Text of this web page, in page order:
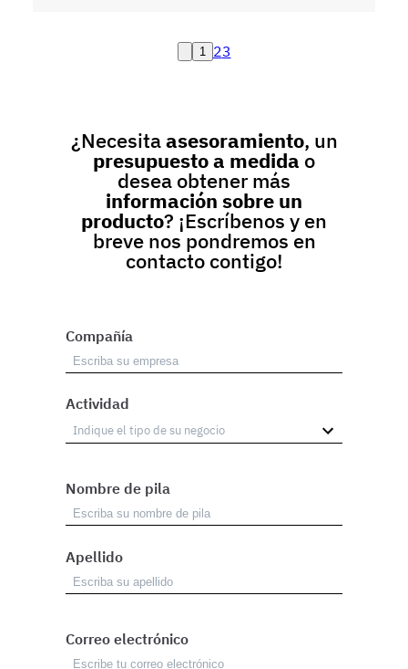
1 23
¿Necesitaasesoramiento, un
presupuesto a medida o
desea obtener más
información sobre un
producto? ¡Escríbenos y en
breve nos pondremos en
contacto contigo!
Compañía
Actividad
Nombre de pila
Apellido
Correo electrónico